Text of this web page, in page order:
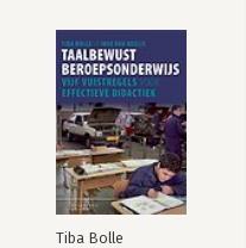
hij als hoogleraar
aan de afdeling
van de
is hij medeauteur van
en opvoeden'.
Tiba Bolle